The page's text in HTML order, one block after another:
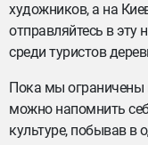
художников, а на
отправляйтесь в
среди туристов
Пока мы ограничены
можно напомнить
культуре, побывав в